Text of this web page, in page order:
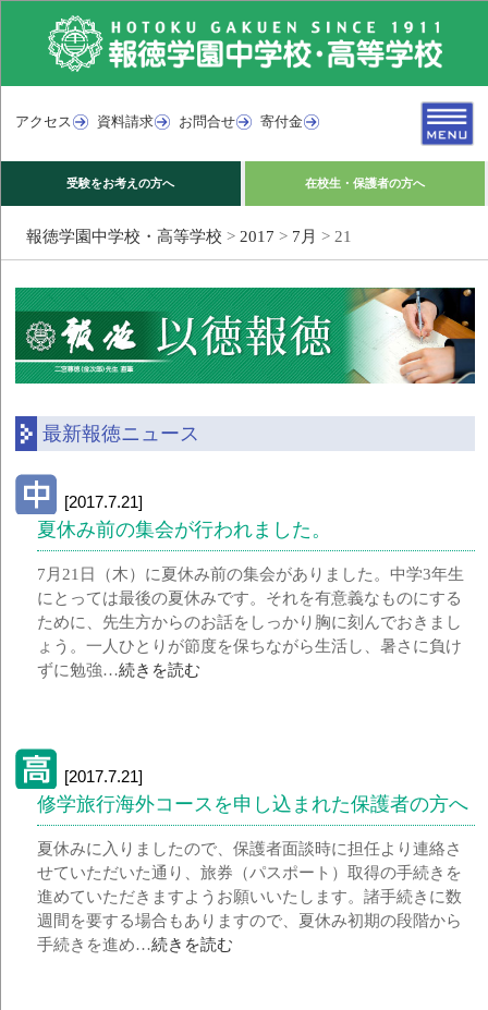
アクセス 資料請求 お問合せ 寄付金
受験をお考えの方へ 在校生・保護者の方へ
報徳学園中学校・高等学校 > 2017 > 7月 > 21
最新報徳ニュース
[2017.7.21]
夏休み前の集会が行われました。
7月21日（木）に夏休み前の集会がありました。中学3年生
にとっては最後の夏休みです。それを有意義なものにする
ために、先生方からのお話をしっかり胸に刻んでおきまし
ょう。一人ひとりが節度を保ちながら生活し、暑さに負け
ずに勉強…続きを読む
[2017.7.21]
修学旅行海外コースを申し込まれた保護者の方へ
夏休みに入りましたので、保護者面談時に担任より連絡さ
せていただいた通り、旅券（パスポート）取得の手続きを
進めていただきますようお願いいたします。諸手続きに数
週間を要する場合もありますので、夏休み初期の段階から
手続きを進め…続きを読む